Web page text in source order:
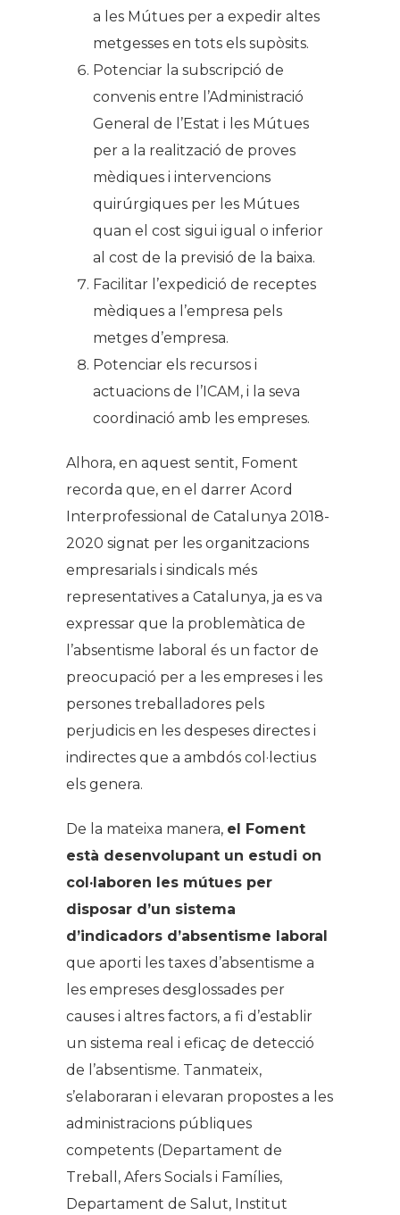
a les Mútues per a expedir altes
metgesses en tots els supòsits.
Potenciar la subscripció de
convenis entre l’Administració
General de l’Estat i les Mútues
per a la realització de proves
mèdiques i intervencions
quirúrgiques per les Mútues
quan el cost sigui igual o inferior
al cost de la previsió de la baixa.
Facilitar l’expedició de receptes
mèdiques a l’empresa pels
metges d’empresa.
Potenciar els recursos i
actuacions de l’ICAM, i la seva
coordinació amb les empreses.
Alhora, en aquest sentit, Foment
recorda que, en el darrer Acord
Interprofessional de Catalunya 2018-
2020 signat per les organitzacions
empresarials i sindicals més
representatives a Catalunya, ja es va
expressar que la problemàtica de
l’absentisme laboral és un factor de
preocupació per a les empreses i les
persones treballadores pels
perjudicis en les despeses directes i
indirectes que a ambdós col·lectius
els genera.
De la mateixa manera, el Foment
està desenvolupant un estudi on
col·laboren les mútues per
disposar d’un sistema
d’indicadors d’absentisme laboral
que aporti les taxes d’absentisme a
les empreses desglossades per
causes i altres factors, a fi d’establir
un sistema real i eficaç de detecció
de l’absentisme. Tanmateix,
s’elaboraran i elevaran propostes a les
administracions públiques
competents (Departament de
Treball, Afers Socials i Famílies,
Departament de Salut, Institut